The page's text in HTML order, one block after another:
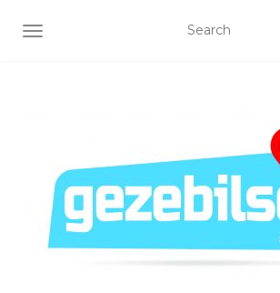
TOGGLE NAVIGATION